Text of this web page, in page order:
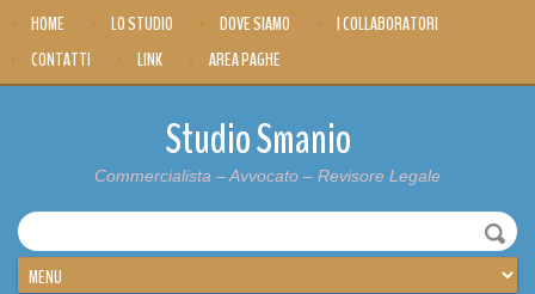
HOME LO STUDIO DOVE SIAMO
I COLLABORATORI
CONTATTI
LINK AREA PAGHE
Studio Smanio
Commercialista – Avvocato – Revisore Legale